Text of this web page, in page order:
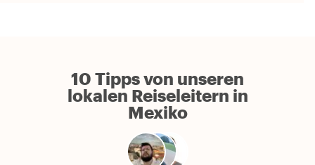
10 Tipps von unseren
lokalen Reiseleitern in
Mexiko